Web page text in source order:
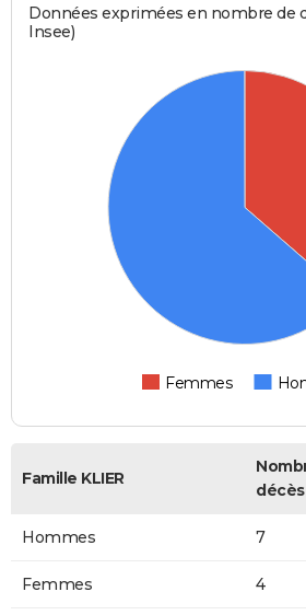
Données exprimées en nombre de
Insee)
Femmes
Famille KLIER
décès
Hommes 7
Femmes 4